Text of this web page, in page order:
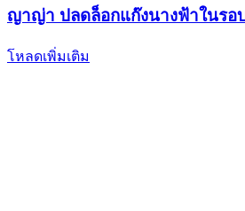
ญาญ่า ปลดล็อกแก๊งนางฟ้าในรอ
โหลดเพิ่มเติม